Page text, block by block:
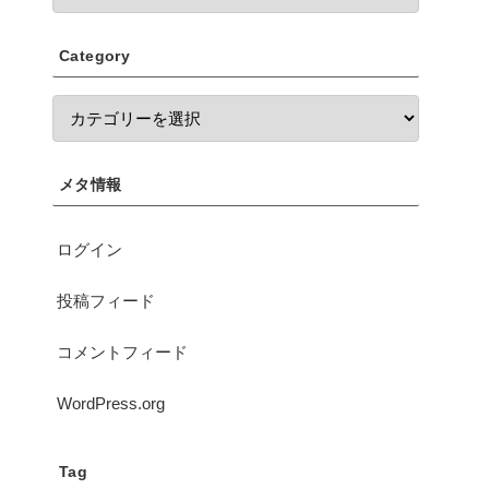
Category
メタ情報
ログイン
投稿フィード
コメントフィード
WordPress.org
Tag